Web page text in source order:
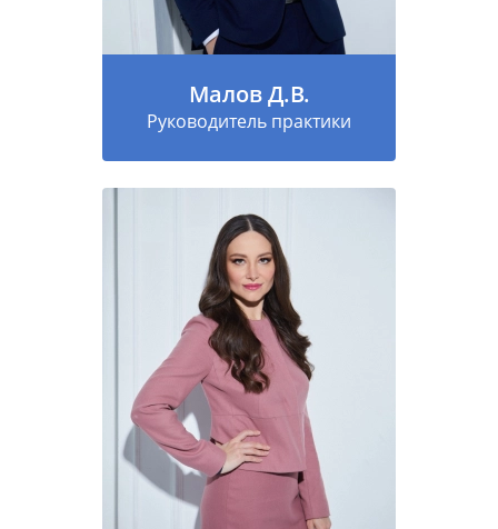
Малов Д.В.
Руководитель практики